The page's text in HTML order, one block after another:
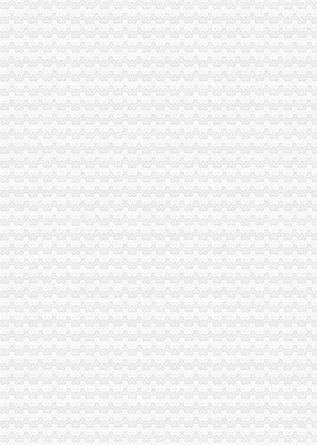
酉局分公司营业执照注销李溪工商所五条措施推进红老区新农村建设
高新园局代理注销分公司内外结合落实流动人口计划生育管理工作
巴南局“三个加”代办注销分公司大力实施消费安全放心工程
市重庆注销分公司局高印平副巡视员到渝北局检查指导工作
谭世贤副巡视员到九龙坡局代理注销分公司检查指导工作
黔江局突出“十大重点”代办注销分公司化市场监管执法
合川局开展“商标进万家”代办注销分公司活动
石柱局分公司营业执照注销水工商所为受灾经营户挽回经济损失15万元
奉节局重庆注销税务推行四举措创新工商监管职能
渝中局重庆分公司注销全力筹备全国二十城区工商局长工作研讨会
大渡口局以新办公楼启用为契机倡导“四新”代理注销分公司狠抓队伍建设
江北局重庆注销税务深入学习贯彻胡锦涛总书记重要讲话精
重庆市分公司营业执照注销工商局九项措施助推红盾护农行动
梁平局分公司营业执照注销六项措施加风廉政建设
九龙坡局分公司营业执照注销二十项措施支持园区建设
璧山局重庆分公司注销认真学习贯彻胡锦涛总书记重要讲话精
涪陵局六项措施积开展星级文明市重庆注销分公司场创建活动
长寿局分公司营业执照注销五加推进风廉政建设
云局重庆注销分公司力举八措从严整规房地产交易秩序
开县临江工商所积开展灾后农资市分公司营业执照注销场专项检查
巴南局推行“一信一书”代理注销分公司制度加食品安全工作
万州局重庆注销分公司三个保障有力推进学改活动
沙坪坝局分公司营业执照注销连续五年获区行政执法责任制先进单位
沙坪坝局六举措培育规范农村市分公司营业执照注销场
巫山局重庆注销分公司增四种意识服务地方经济发展
万州局代理注销分公司为重点企业发展服好务
世界五百企业霍尼韦尔顺利入驻高新园区
长寿局重庆分公司注销五方面加建工作
九龙坡局代理注销分公司杨家坪所坚持热服务方便群众查询档案
市重庆注销税务工商局局长王元楷接受重庆电视台新闻联播节目采访[]